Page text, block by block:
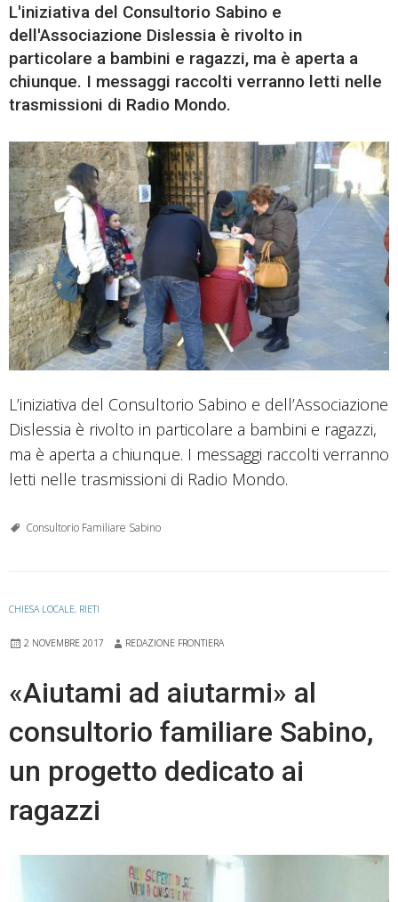
L'iniziativa del Consultorio Sabino e
dell'Associazione Dislessia è rivolto in
particolare a bambini e ragazzi, ma è aperta a
chiunque. I messaggi raccolti verranno letti nelle
trasmissioni di Radio Mondo.
L’iniziativa del Consultorio Sabino e dell’Associazione
Dislessia è rivolto in particolare a bambini e ragazzi,
ma è aperta a chiunque. I messaggi raccolti verranno
letti nelle trasmissioni di Radio Mondo.
Consultorio Familiare Sabino
CHIESA LOCALE, RIETI
2 NOVEMBRE 2017 REDAZIONE FRONTIERA
«Aiutami ad aiutarmi» al
consultorio familiare Sabino,
un progetto dedicato ai
ragazzi